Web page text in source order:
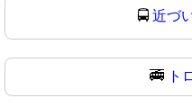
🚍 近づ
🚎 ト